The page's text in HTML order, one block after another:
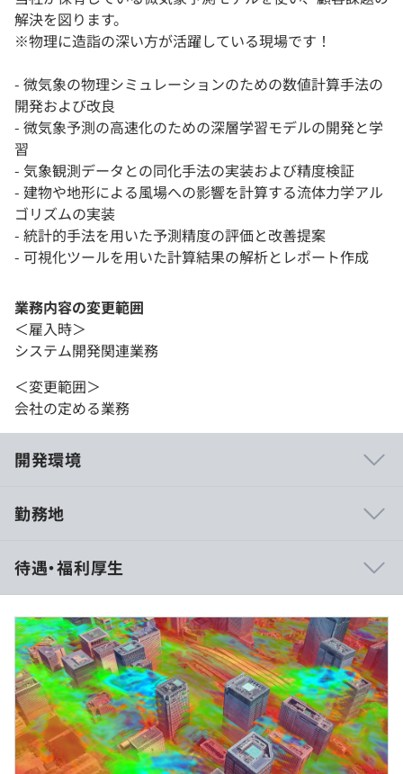
解決を図ります。
※物理に造詣の深い方が活躍している現場です！
- 微気象の物理シミュレーションのための数値計算手法の
開発および改良
- 微気象予測の高速化のための深層学習モデルの開発と学
習
- 気象観測データとの同化手法の実装および精度検証
- 建物や地形による風場への影響を計算する流体力学アル
ゴリズムの実装
- 統計的手法を用いた予測精度の評価と改善提案
- 可視化ツールを用いた計算結果の解析とレポート作成
業務内容の変更範囲
＜雇入時＞
システム開発関連業務
＜変更範囲＞
会社の定める業務
開発環境
Docker、Terraform
勤務地
待遇・福利厚生
（※想定年収は年収提示額を保証するものではありません）
9：00～18：00